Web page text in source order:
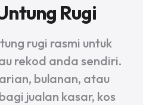
Rugi
rugi rasmi untuk
rekod anda sendiri.
bulanan, atau
jualan kasar, kos